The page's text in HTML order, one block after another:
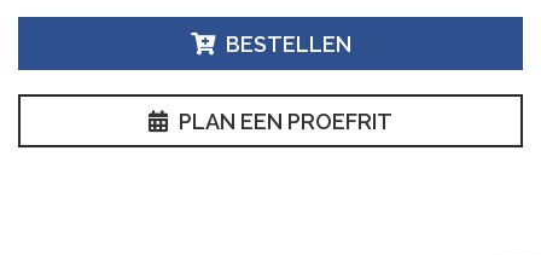
PLAN EEN PROEFRIT
BESTELLEN